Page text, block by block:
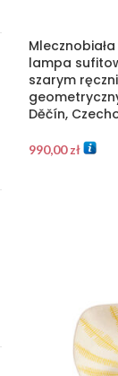
lampa
szarym
Děčín,
990,00zł